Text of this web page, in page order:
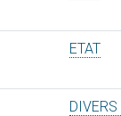
ETAT